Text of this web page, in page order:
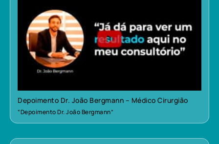
Depoimento Dr. João Bergmann – Médico Cirurgião
“Depoimento Dr. João Bergmann”